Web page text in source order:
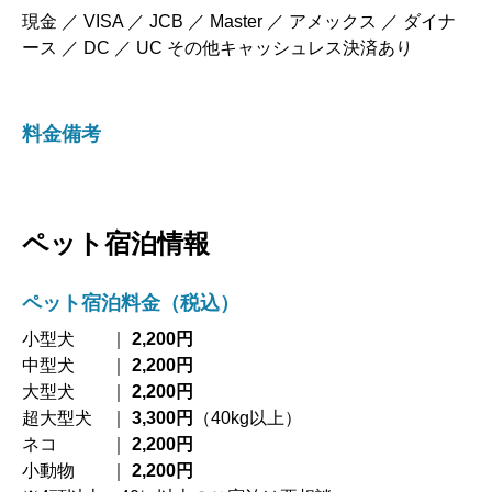
現金 ／ VISA ／ JCB ／ Master ／ アメックス ／ ダイナ
ース ／ DC ／ UC その他キャッシュレス決済あり
料金備考
ペット宿泊情報
ペット宿泊料金（税込）
小型犬 ｜ 2,200円
中型犬 ｜ 2,200円
大型犬 ｜ 2,200円
超大型犬 ｜ 3,300円
（40kg以上）
ネコ ｜ 2,200円
小動物 ｜ 2,200円